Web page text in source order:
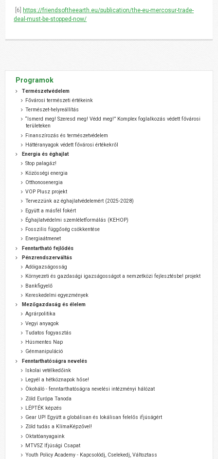
[6]
https://friendsoftheearth.eu/publication/the-eu-mercosur-trade-
deal-must-be-stopped-now/
Programok
Természetvédelem
Fővárosi természeti értékeink
Természet-helyreállítás
“Ismerd meg! Szeresd meg! Védd meg!” Komplex foglalkozás védett fővárosi
területeken
Finanszírozás és természetvédelem
Háttéranyagok védett fővárosi értékekről
Energia és éghajlat
Stop palagáz!
Közösségi energia
Otthonosenergia
VOP Plusz projekt
Tervezzünk az éghajlatvédelemért (2025-2028)
Együtt a másfél fokért
Éghajlatvédelmi szemléletformálás (KEHOP)
Fosszilis függőség csökkentése
Energiaátmenet
Fenntartható fejlődés
Pénzrendszerváltás
Adóigazságosság
Környezeti és gazdasági igazságosságot a nemzetközi fejlesztésbe! projekt
Bankfigyelő
Kereskedelmi egyezmények
Mezőgazdaság és élelem
Agrárpolitika
Vegyi anyagok
Tudatos fogyasztás
Húsmentes Nap
Génmanipuláció
Fenntarthatóságra nevelés
Iskolai vetélkedőink
Legyél a hétköznapok hőse!
Ökoháló - fenntarthatóságra nevelési intézményi hálózat
Zöld Európa Tanoda
LÉPTÉK képzés
Gear UP! Együtt a globálisan és lokálisan felelős ifjúságért
Zöld tudás a KlímaKépzővel!
Oktatóanyagaink
MTVSZ Ifjúsági Csapat
Youth Policy Academy - Kapcsolódj, Cselekedj, Változtass